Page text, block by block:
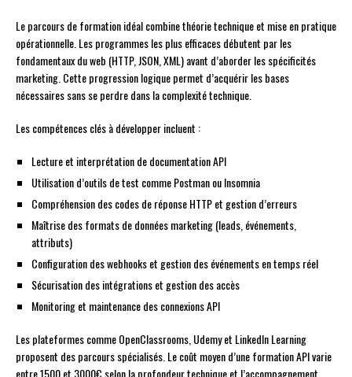
Le parcours de formation idéal combine théorie technique et mise en pratique
opérationnelle. Les programmes les plus efficaces débutent par les
fondamentaux du web (HTTP, JSON, XML) avant d’aborder les spécificités
marketing. Cette progression logique permet d’acquérir les bases
nécessaires sans se perdre dans la complexité technique.
Les compétences clés à développer incluent :
Lecture et interprétation de documentation API
Utilisation d’outils de test comme Postman ou Insomnia
Compréhension des codes de réponse HTTP et gestion d’erreurs
Maîtrise des formats de données marketing (leads, événements,
attributs)
Configuration des webhooks et gestion des événements en temps réel
Sécurisation des intégrations et gestion des accès
Monitoring et maintenance des connexions API
Les plateformes comme OpenClassrooms, Udemy et LinkedIn Learning
proposent des parcours spécialisés. Le coût moyen d’une formation API varie
entre 1500 et 3000€ selon la profondeur technique et l’accompagnement